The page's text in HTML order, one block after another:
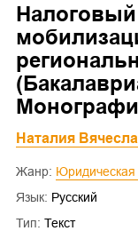
Наталия
Жанр:
Язык: Русский
Тип: Текст